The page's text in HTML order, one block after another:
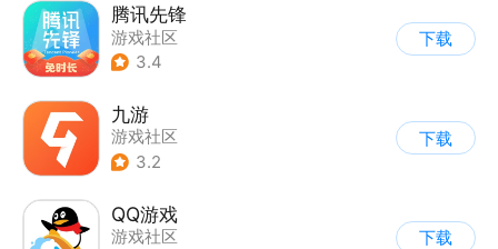
腾讯先锋
游戏社区
3.4
下载
九游
游戏社区
3.2
下载
QQ游戏
游戏社区
下载